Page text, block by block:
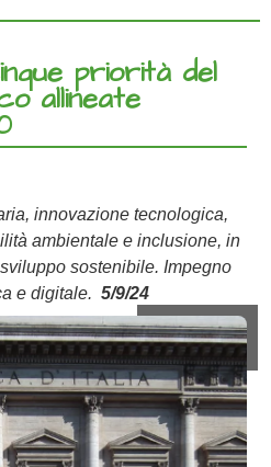
priorità del
allineate
innovazione tecnologica,
ambientale e inclusione, in
sostenibile. Impegno
e digitale. 5/9/24